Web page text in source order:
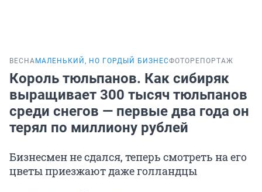
ВЕСНА МАЛЕНЬКИЙ, НО ГОРДЫЙ БИЗНЕСФОТОРЕПОРТАЖ
Король тюльпанов. Как сибиряк
выращивает 300 тысяч тюльпанов
среди снегов — первые два года он
терял по миллиону рублей
Бизнесмен не сдался, теперь смотреть на его
цветы приезжают даже голландцы